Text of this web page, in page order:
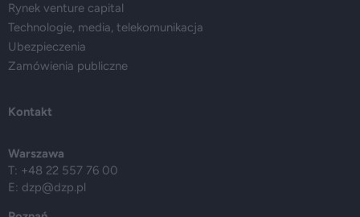
Rynek venture capital
Technologie, media, telekomunikacja
Ubezpieczenia
Zamówienia publiczne
Kontakt
Warszawa
T: +48 22 557 76 00
E: dzp@dzp.pl